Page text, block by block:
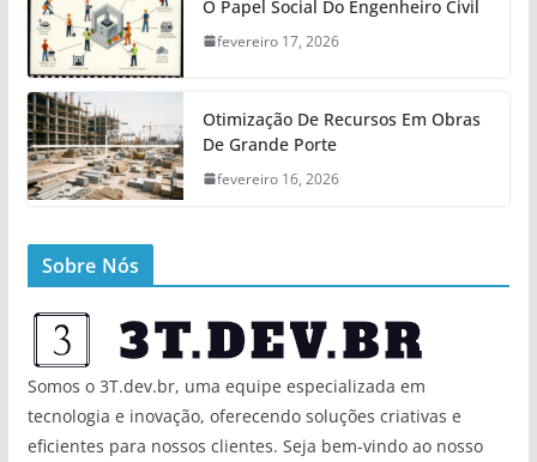
O Papel Social Do Engenheiro Civil
fevereiro 17, 2026
Otimização De Recursos Em Obras
De Grande Porte
fevereiro 16, 2026
Sobre Nós
Somos o 3T.dev.br, uma equipe especializada em
tecnologia e inovação, oferecendo soluções criativas e
eficientes para nossos clientes. Seja bem-vindo ao nosso